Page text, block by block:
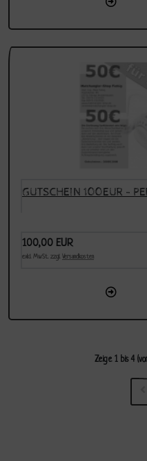
GUTSCHEIN 100EUR -
100,00 EUR
exkl. MwSt. zzgl. Versandkosten
Zeige 1bis 4